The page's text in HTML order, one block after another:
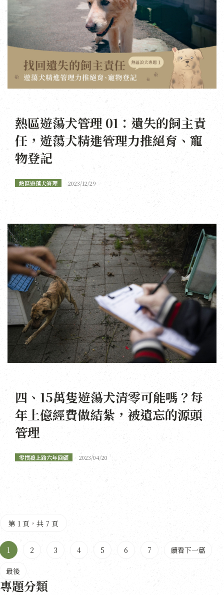
熱區遊蕩犬管理 01：遺失的飼主責
任，遊蕩犬精進管理力推絕育、寵
物登記
熱區遊蕩犬管理 2023/12/29
四、15萬隻遊蕩犬清零可能嗎？每
年上億經費做結紮，被遺忘的源頭
管理
零撲殺上路六年回顧 2023/04/20
第 1 頁，共 7 頁
1 2 3 4 5 6 7 續看下一篇
最後
專題分類